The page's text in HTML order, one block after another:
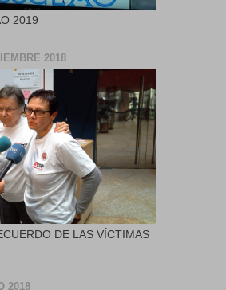
2019
2018
DE LAS VÍCTIMAS
2018